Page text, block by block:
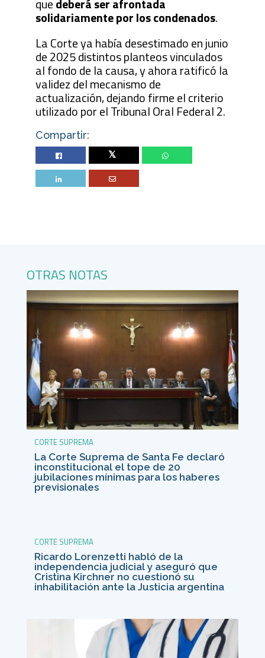
solidariamente por los condenados.
La Corte ya había desestimado en junio
de 2025 distintos planteos vinculados
al fondo de la causa, y ahora ratificó la
validez del mecanismo de
actualización, dejando firme el criterio
utilizado por el Tribunal Oral Federal 2.
Compartir:
Twitter
OTRAS NOTAS
CORTE SUPREMA
La Corte Suprema de Santa Fe declaró
inconstitucional el tope de 20
jubilaciones mínimas para los haberes
previsionales
CORTE SUPREMA
Ricardo Lorenzetti habló de la
independencia judicial y aseguró que
Cristina Kirchner no cuestionó su
inhabilitación ante la Justicia argentina